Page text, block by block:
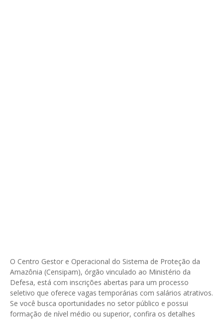
O Centro Gestor e Operacional do Sistema de Proteção da
Amazônia (Censipam), órgão vinculado ao Ministério da
Defesa, está com inscrições abertas para um processo
seletivo que oferece vagas temporárias com salários atrativos.
Se você busca oportunidades no setor público e possui
formação de nível médio ou superior, confira os detalhes